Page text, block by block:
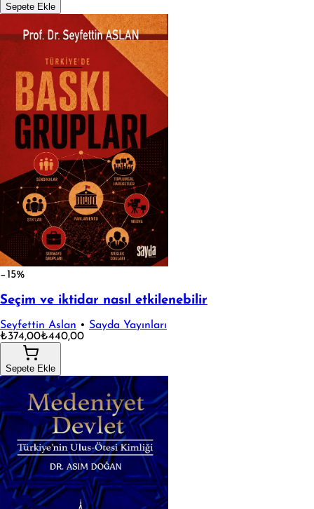
Sepete Ekle
−15%
Seçim ve iktidar nasıl etkilenebilir
Seyfettin Aslan • Sayda Yayınları
₺374,00₺440,00
Sepete Ekle